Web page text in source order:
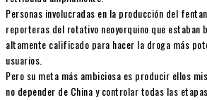
Personas involucradas en la producción del
reporteras del rotativo neoyorquino que estaban
altamente calificado para hacer la droga más
usuarios.
Pero su meta más ambiciosa es producir ellos
no depender de China y controlar todas las